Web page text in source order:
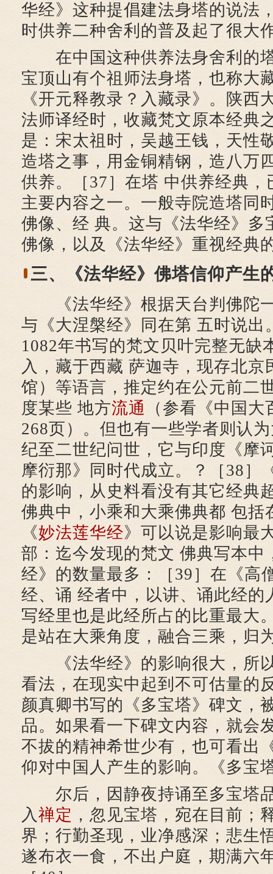
华经》这种提倡建法身塔的说法
时供养二种舍利的普及起了很大
在中国这种供养法身舍利的
宝顶山有个祖师法身塔，也称大
《开元释教录？入藏录》。陕西
法师译经时，收藏梵文原本经典
是：宋太祖时，吴越王钱，天性
造塔之事，用金铜精钢，造八万
供养。［37］在塔 中供养经典，
主要内容之一。一般寺院造塔同
佛像、经 典。这与《法华经》多
佛像，以及《法华经》重视经典
三、《法华经》佛塔信仰产生
《法华经》根据天台判佛陀
与《大涅槃经》同在第 五时说出
1082年书写的梵文贝叶完整无缺
入，藏于西藏 萨迦寺，现存北京
馆）等语言，推定约在公元前二
度某些 地方流通
（参看《中国
268页）。但也有一些学者则认
纪至二世纪问世，它与印度《摩
摩衍那》同时代成立。？［38］
的影响，从史料看没有其它经典
佛典中，小乘和大乘佛典都 包括
《妙法莲华经》可以说是影响最
部：迄今发现的梵文 佛典写本中
经》的数量最多：［39］在《高
经、诵 经者中，以讲、诵此经的
写经里也是此经所占的比重最大
是站在大乘角度，融合三乘，归
《法华经》的影响很大，所
看法，在现实中起到不可估量的
颜真卿书写的《多宝塔》碑文，
品。如果看一下碑文内容，就会
不拔的精神希世少有，也可看出
仰对中国人产生的影响。《多宝
尔后，因静夜持诵至多宝塔
入禅定 ，忽见宝塔，宛在目前；
界；行勤圣现，业净感深；悲生
遂布衣一食，不出户庭，期满六